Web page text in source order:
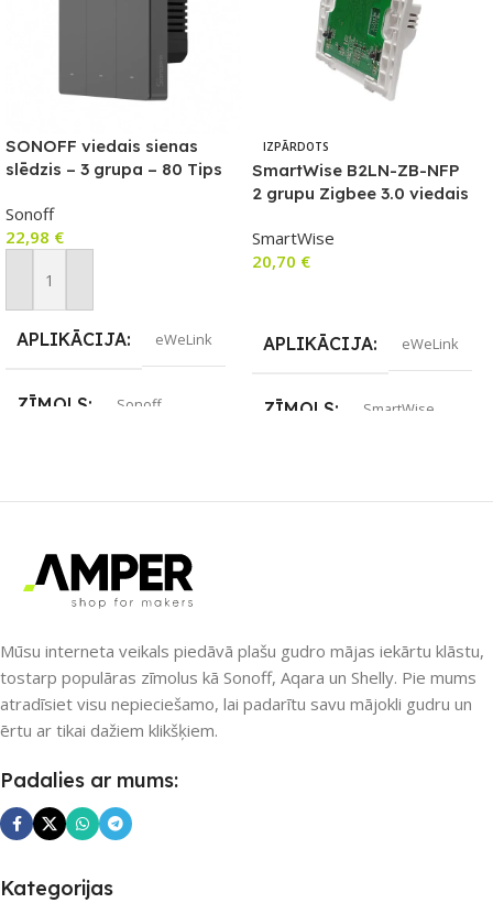
SONOFF viedais sienas
slēdzis – 3 grupa – 80 Tips
Sonoff
22,98 €
Pievienot Grozam
APLIKĀCIJA eWeLink
ZĪMOLS Sonoff
PIEEJAMS UZREIZ
Nē
UZREIZ PIEEJAMAIS
SKAITS
IZPĀRDOTS
SmartWise B2LN-ZB-NFP
2 grupu Zigbee 3.0 viedais
pogām (bez priekšējā
paneļa)
SmartWise
20,70 €
APLIKĀCIJA eWeLink
ZĪMOLS SmartWise
UZREIZ PIEEJAMAIS
SKAITS
Mūsu interneta veikals piedāvā plašu gudro mājas iekārtu klāstu,
tostarp populāras zīmolus kā Sonoff, Aqara un Shelly. Pie mums
atradīsiet visu nepieciešamo, lai padarītu savu mājokli gudru un
ērtu ar tikai dažiem klikšķiem.
Padalies ar mums:
Kategorijas